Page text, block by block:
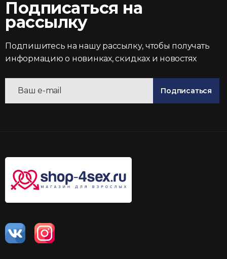
Подписаться на
рассылку
Подпишитесь на нашу рассылку, чтобы получать
информацию о новинках, скидках и новостях
Подписаться